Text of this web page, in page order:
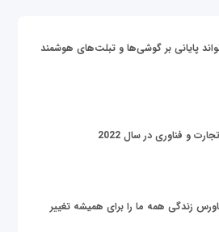
پایانی بر گوشی‌ها و تبلت‌های هوشمند
زندگی همه ما را برای همیشه تغییر